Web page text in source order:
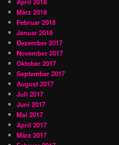
März 2018
Februar 2018
Januar 2018
Dezember 2017
November 2017
Oktober 2017
September 2017
August 2017
Juli 2017
Juni 2017
Mai 2017
April 2017
März 2017